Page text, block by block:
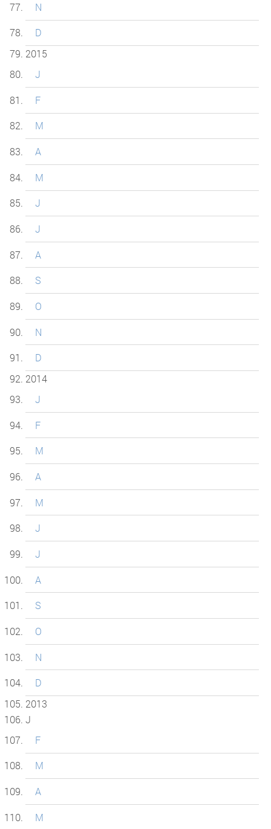
N
D
2015
J
F
M
A
M
J
J
A
S
O
N
D
2014
J
F
M
A
M
J
J
A
S
O
N
D
2013
J
F
M
A
M